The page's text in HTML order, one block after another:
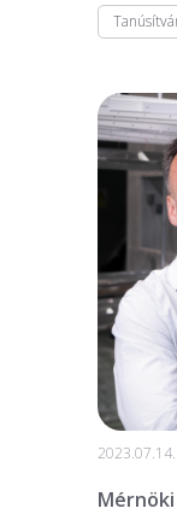
2023.07.14.